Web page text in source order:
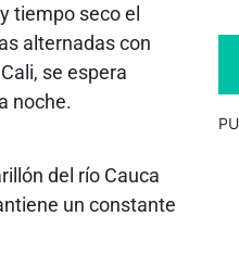
tiempo seco el
alternadas con
se espera
noche.
del río Cauca
un constante